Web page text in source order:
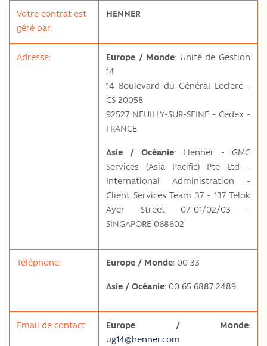
Votre contrat est
géré par:
HENNER
Adresse: Europe / Monde: Unité de Gestion
14
14 Boulevard du Général Leclerc -
CS 20058
92527 NEUILLY-SUR-SEINE - Cedex -
FRANCE
Asie / Océanie: Henner - GMC
Services (Asia Pacific) Pte Ltd -
International Administration -
Client Services Team 37 - 137 Telok
Ayer Street 07-01/02/03 -
SINGAPORE 068602
Téléphone: Europe / Monde: 00 33
Asie / Océanie: 00 65 6887 2489
Email de contact: Europe / Monde:
ug14@henner.com